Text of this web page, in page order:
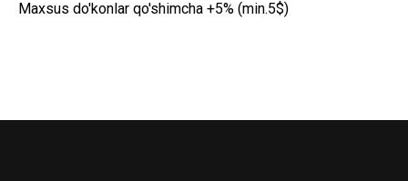
Maxsus do'konlar qo'shimcha +5% (min.5$)